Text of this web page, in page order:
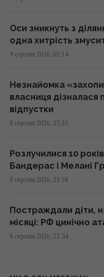
01:23 неділя, 09 серпня 2026
Експерт назвав 4
01:15 неділя, 09 серпня 2026
Росія може
проти України: у
00:37 неділя, 09 серпня 2026
Має невдоволений
Австралії
00:30 неділя, 09 серпня 2026
Оси зникнуть з
одна хитрість
9 серпня 2026, 02:14
Незнайомка
власниця дізналася
відпустки
8 серпня 2026, 23:55
Розлучилися 10
Бандерас і Мелані
8 серпня 2026, 22:58
Постраждали діти,
місяці: РФ цинічно
8 серпня 2026, 22:34